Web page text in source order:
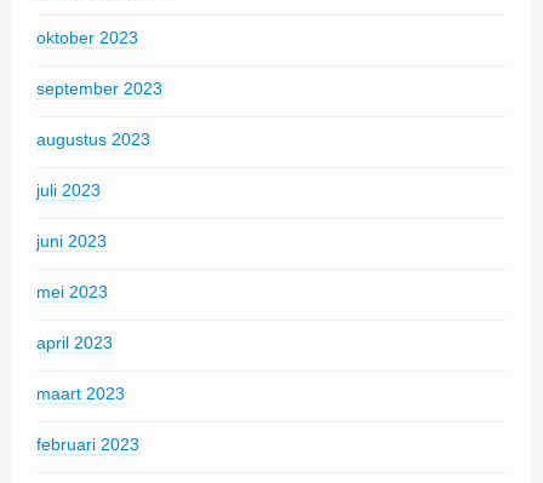
oktober 2023
september 2023
augustus 2023
juli 2023
juni 2023
mei 2023
april 2023
maart 2023
februari 2023